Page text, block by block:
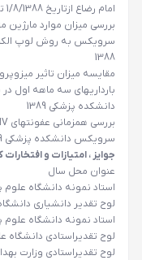
امام رضاع ازتاریخ 1/8/1388 تا 1/7/1389 دانشکده پزشکی 1388
بررسی میزان موارد مارژین
سرویکس به روش لوپ
1388
مقایسه میزان تاثیر
بارداریهای سه ماهه اول
دانشکده پزشکی 1389
سرویکس دانشکده پزشکی 1389
جوایز ، امتیازات و
عنوان محل سال
استاد نمونه دانشگاه علوم
لوح تقدیر دانشیاری
استاد نمونه دانشگاه علوم
لوح تقدیراستادی دانشگاه
لوح تقدیراستادی وزارت